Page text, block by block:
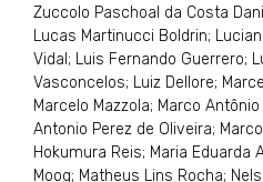
Zuccolo Paschoal da Costa
Lucas Martinucci Boldrin;
Vidal; Luis Fernando Guerrero;
Vasconcelos; Luiz Dellore;
Marcelo Mazzola; Marco
Antonio Perez de Oliveira;
Hokumura Reis; Maria Eduarda
Moog; Matheus Lins Rocha;